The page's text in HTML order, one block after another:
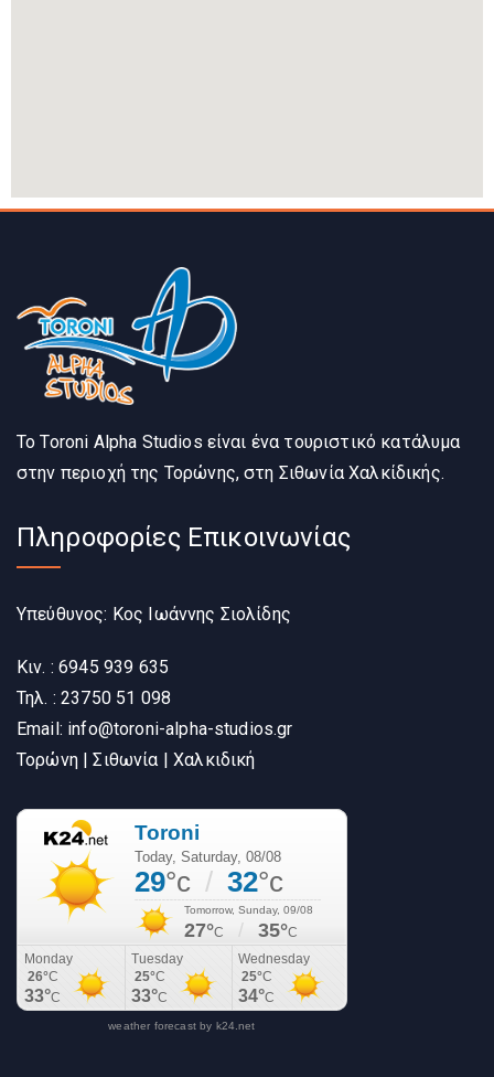
Το Toroni Alpha Studios είναι ένα τουριστικό κατάλυμα
στην περιοχή της Τορώνης, στη Σιθωνία Χαλκίδικής.
Πληροφορίες Επικοινωνίας
Υπεύθυνος: Κος Ιωάννης Σιολίδης
Κιν. : 6945 939 635
Τηλ. : 23750 51 098
Email: info@toroni-alpha-studios.gr
Τορώνη | Σιθωνία | Χαλκιδική
weather forecast by k24.net